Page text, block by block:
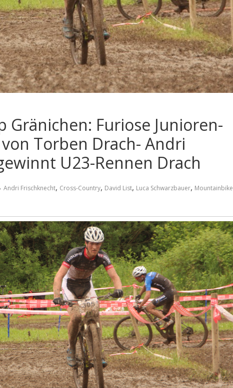
Gränichen: Furiose Junioren-
Torben Drach- Andri
U23-Rennen Drach
Andri Frischknecht, Cross-Country, David List, Luca Schwarzbauer, Mountainbike